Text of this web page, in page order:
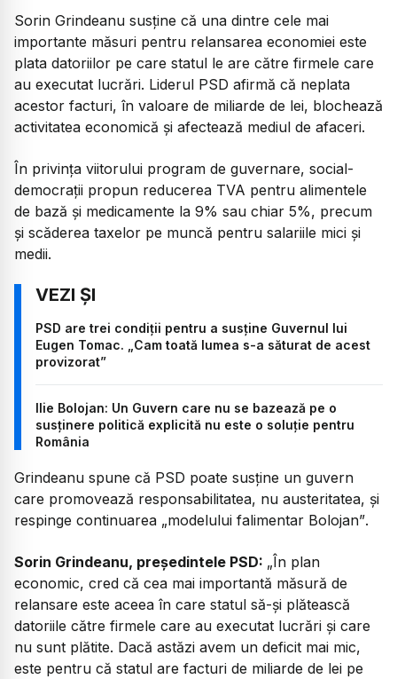
Sorin Grindeanu susține că una dintre cele mai
importante măsuri pentru relansarea economiei este
plata datoriilor pe care statul le are către firmele care
au executat lucrări. Liderul PSD afirmă că neplata
acestor facturi, în valoare de miliarde de lei, blochează
activitatea economică și afectează mediul de afaceri.
În privința viitorului program de guvernare, social-
democrații propun reducerea TVA pentru alimentele
de bază și medicamente la 9% sau chiar 5%, precum
și scăderea taxelor pe muncă pentru salariile mici și
medii.
PSD are trei condiții pentru a susține Guvernul lui
Eugen Tomac. „Cam toată lumea s-a săturat de acest
provizorat”
Ilie Bolojan: Un Guvern care nu se bazează pe o
susținere politică explicită nu este o soluție pentru
România
Grindeanu spune că PSD poate susține un guvern
care promovează responsabilitatea, nu austeritatea, și
respinge continuarea „modelului falimentar Bolojan”.
Sorin Grindeanu, președintele PSD: „În plan
economic, cred că cea mai importantă măsură de
relansare este aceea în care statul să-și plătească
datoriile către firmele care au executat lucrări și care
nu sunt plătite. Dacă astăzi avem un deficit mai mic,
este pentru că statul are facturi de miliarde de lei pe